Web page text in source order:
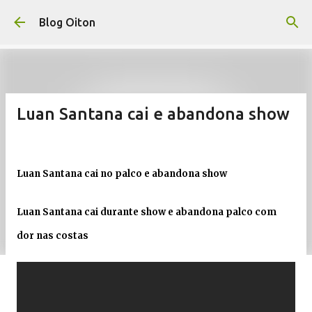
Pular para o conteúdo principal
Blog Oiton
Luan Santana cai e abandona show
Luan Santana cai no palco e abandona show
Luan Santana cai durante show e abandona palco com
dor nas costas